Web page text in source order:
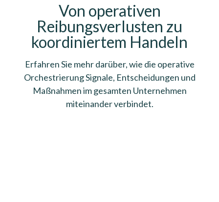
Von operativen
Reibungsverlusten zu
koordiniertem Handeln
Erfahren Sie mehr darüber, wie die operative
Orchestrierung Signale, Entscheidungen und
Maßnahmen im gesamten Unternehmen
miteinander verbindet.